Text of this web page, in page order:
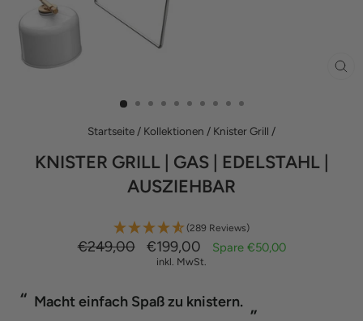
Startseite / Kollektionen / Knister Grill /
KNISTER GRILL | GAS | EDELSTAHL |
AUSZIEHBAR
(289 Reviews)
Normaler
€249,00 Sonderpreis
€199,00 Spare €50,00
inkl. MwSt.
zu knistern. “ Der Grill